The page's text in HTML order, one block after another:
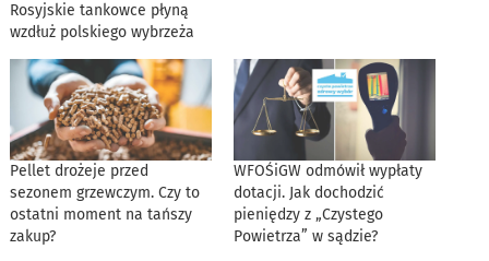
Rosyjskie tankowce płyną
wzdłuż polskiego wybrzeża
Pellet drożeje przed
sezonem grzewczym. Czy to
ostatni moment na tańszy
zakup?
WFOŚiGW odmówił wypłaty
dotacji. Jak dochodzić
pieniędzy z „Czystego
Powietrza” w sądzie?